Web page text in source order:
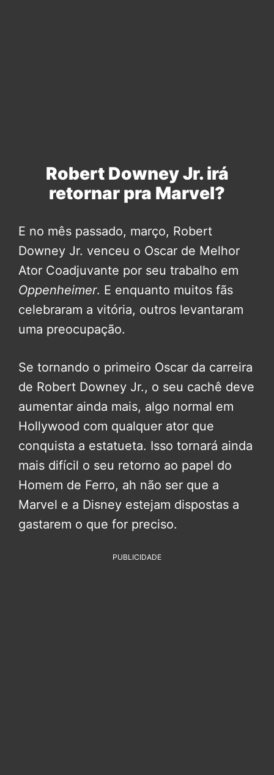
Robert Downey Jr. irá
retornar pra Marvel?
E no mês passado, março, Robert
Downey Jr. venceu o Oscar de Melhor
Ator Coadjuvante por seu trabalho em
Oppenheimer. E enquanto muitos fãs
celebraram a vitória, outros levantaram
uma preocupação.
Se tornando o primeiro Oscar da carreira
de Robert Downey Jr., o seu cachê deve
aumentar ainda mais, algo normal em
Hollywood com qualquer ator que
conquista a estatueta. Isso tornará ainda
mais difícil o seu retorno ao papel do
Homem de Ferro, ah não ser que a
Marvel e a Disney estejam dispostas a
gastarem o que for preciso.
PUBLICIDADE